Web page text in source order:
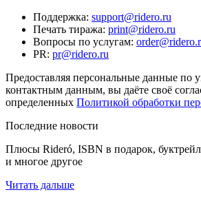
Поддержка: support@ridero.ru
Печать тиража: print@ridero.ru
Вопросы по услугам:
PR: pr@ridero.ru
Предоставляя персональные данные по
контактным данным, вы даёте своё
определенных Политикой обработки
Последние новости
Плюсы Rideró, ISBN в подарок,
и многое другое
Читать дальше